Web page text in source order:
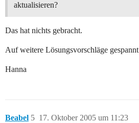
aktualisieren?
Das hat nichts gebracht.
Auf weitere Lösungsvorschläge gespannt
Hanna
Beabel 17. Oktober 2005 um 11:23
5